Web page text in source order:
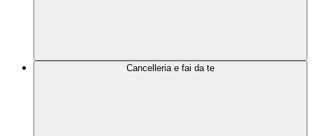
Cancelleria e fai da te